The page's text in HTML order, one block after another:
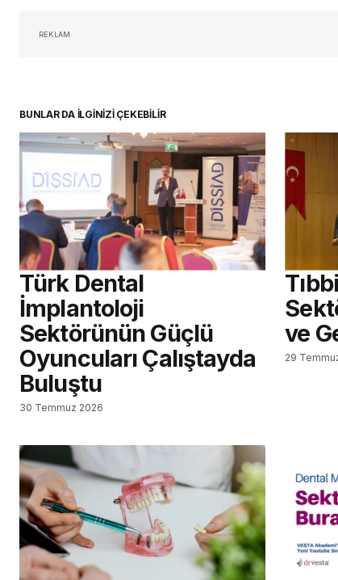
REKLAM
BUNLAR DA İLGİNİZİ ÇEKEBİLİR
Türk Dental
İmplantoloji
Sektörünün Güçlü
Oyuncuları Çalıştayda
Buluştu
30 Temmuz 2026
ve
29